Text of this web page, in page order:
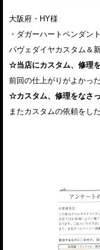
大阪府・HY様
・ダガーハートペンダント
パヴェダイヤカスタム＆
☆当店にカスタム、修理
前回の仕上がりがよかっ
☆カスタム、修理をなさ
またカスタムの依頼をし